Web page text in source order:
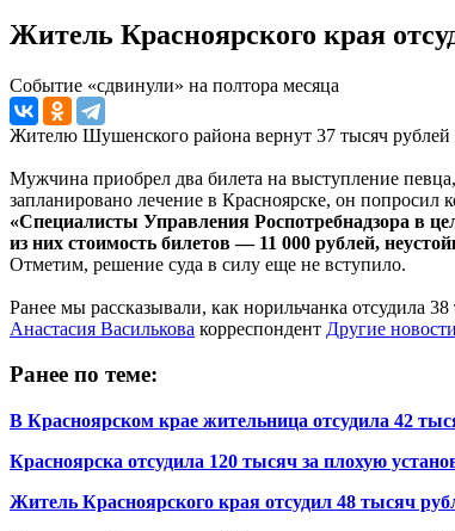
Житель Красноярского края
Событие «сдвинули» на полтора месяца
Жителю Шушенского района вернут 37 тысяч рублей
Мужчина приобрел два билета на выступление
запланировано лечение в Красноярске, он попросил
«Специалисты Управления Роспотребнадзора в
из них стоимость билетов — 11 000 рублей,
Отметим, решение суда в силу еще не вступило.
Ранее мы рассказывали, как норильчанка отсудила 38
Анастасия Василькова корреспондент Другие
Ранее по теме:
В Красноярском крае жительница отсудила 42
Красноярска отсудила 120 тысяч за плохую
Житель Красноярского края отсудил 48 тысяч